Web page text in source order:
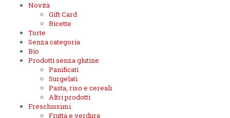
Novità
Gift Card
Ricette
Torte
Senza categoria
Bio
Prodotti senza glutine
Panificati
Surgelati
Pasta, riso e cereali
Altri prodotti
Freschissimi
Frutta e verdura